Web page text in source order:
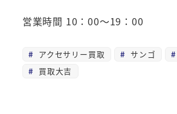
営業時間 10：00～19：00
アクセサリー買取 サンゴ
買取大吉